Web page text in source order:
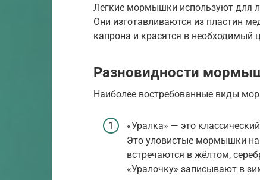
Легкие мормышки используют для
Они изготавливаются из пластин
капрона и красятся в необходимый
Разновидности
Наиболее востребованные виды
«Уралка» — это
Это уловистые мормышки
встречаются в жёлтом,
«Уралочку» записывают в